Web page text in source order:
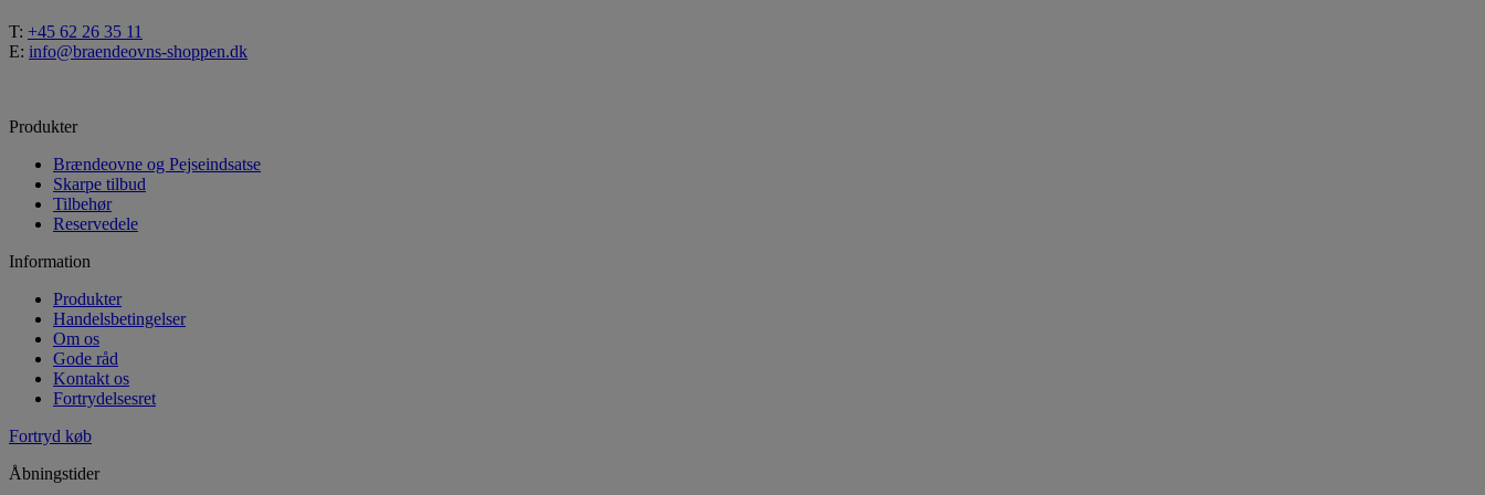
T: +45 62 26 35 11
E: info@braendeovns-shoppen.dk
Produkter
Brændeovne og Pejseindsatse
Skarpe tilbud
Tilbehør
Reservedele
Information
Produkter
Handelsbetingelser
Om os
Gode råd
Kontakt os
Fortrydelsesret
Fortryd køb
Åbningstider